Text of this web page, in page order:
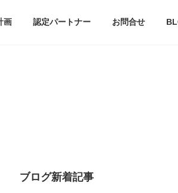
画 認定パートナー お問合せ
ブログ新着記事